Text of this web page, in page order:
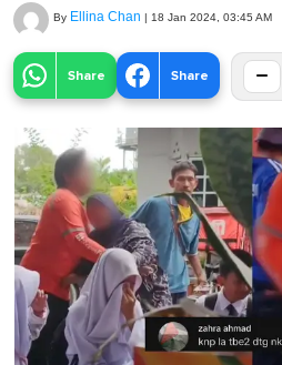
By Ellina Chan | 18 Jan 2024, 03:45 AM
Share Share −